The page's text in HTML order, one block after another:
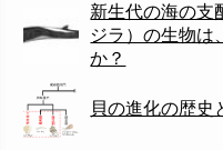
新生代の海の支
ジラ）の生物は
か？
貝の進化の歴史